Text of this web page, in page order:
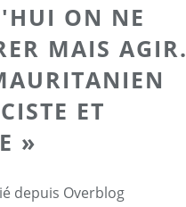
ON NE
MAIS AGIR.
ET
»
depuis Overblog